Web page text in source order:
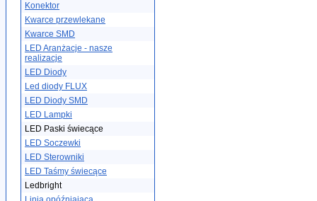
Konektor
Kwarce przewlekane
Kwarce SMD
LED Aranżacje - nasze
realizacje
LED Diody
Led diody FLUX
LED Diody SMD
LED Lampki
LED Paski świecące
LED Soczewki
LED Sterowniki
LED Taśmy świecące
Ledbright